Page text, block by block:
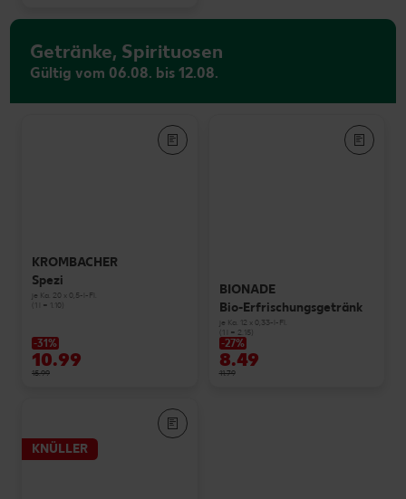
Getränke, Spirituosen
Gültig vom 06.08. bis 12.08.
KROMBACHER
Spezi
je Ka. 20 x 0,5-l-Fl.
(1 l = 1.10)
-31%
10.99
15.99
BIONADE
Bio-Erfrischungsgetränk
je Ka. 12 x 0,33-l-Fl.
(1 l = 2.15)
-27%
8.49
11.79
KNÜLLER